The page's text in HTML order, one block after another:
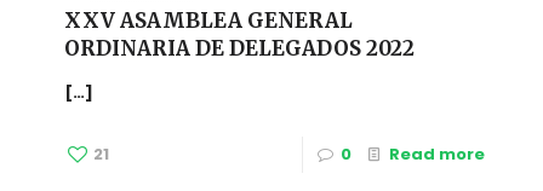
XXV ASAMBLEA GENERAL
ORDINARIA DE DELEGADOS 2022
[…]
21 0 Read more